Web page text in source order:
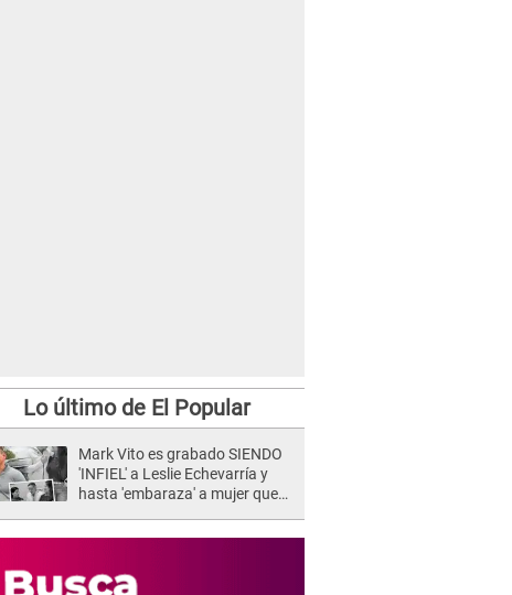
Lo último de El Popular
Mark Vito es grabado SIENDO
'INFIEL' a Leslie Echevarría y
hasta 'embaraza' a mujer que